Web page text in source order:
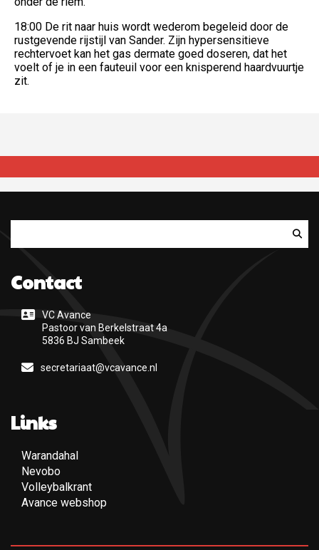
18:00 De rit naar huis wordt wederom begeleid door de
rustgevende rijstijl van Sander. Zijn hypersensitieve
rechtervoet kan het gas dermate goed doseren, dat het
voelt of je in een fauteuil voor een knisperend haardvuurtje
zit.
Contact
VC Avance
Pastoor van Berkelstraat 4a
5836 BJ Sambeek
secretariaat@vcavance.nl
Links
Warandahal
Nevobo
Volleybalkrant
Avance webshop